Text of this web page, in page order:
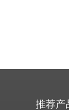
推荐产